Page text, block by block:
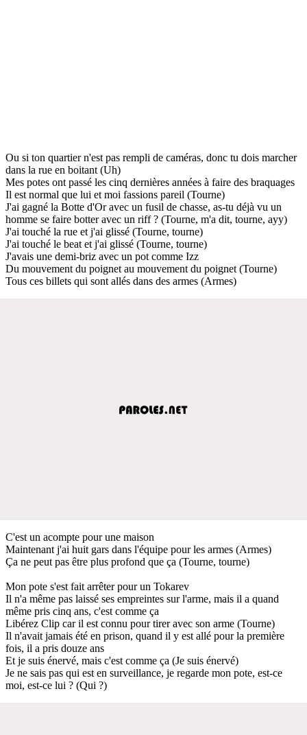
Ou si ton quartier n'est pas rempli de caméras, donc tu dois marcher
dans la rue en boitant (Uh)
Mes potes ont passé les cinq dernières années à faire des braquages
Il est normal que lui et moi fassions pareil (Tourne)
J'ai gagné la Botte d'Or avec un fusil de chasse, as-tu déjà vu un
homme se faire botter avec un riff ? (Tourne, m'a dit, tourne, ayy)
J'ai touché la rue et j'ai glissé (Tourne, tourne)
J'ai touché le beat et j'ai glissé (Tourne, tourne)
J'avais une demi-briz avec un pot comme Izz
Du mouvement du poignet au mouvement du poignet (Tourne)
Tous ces billets qui sont allés dans des armes (Armes)
C'est un acompte pour une maison
Maintenant j'ai huit gars dans l'équipe pour les armes (Armes)
Ça ne peut pas être plus profond que ça (Tourne, tourne)
Mon pote s'est fait arrêter pour un Tokarev
Il n'a même pas laissé ses empreintes sur l'arme, mais il a quand
même pris cinq ans, c'est comme ça
Libérez Clip car il est connu pour tirer avec son arme (Tourne)
Il n'avait jamais été en prison, quand il y est allé pour la première
fois, il a pris douze ans
Et je suis énervé, mais c'est comme ça (Je suis énervé)
Je ne sais pas qui est en surveillance, je regarde mon pote, est-ce
moi, est-ce lui ? (Qui ?)